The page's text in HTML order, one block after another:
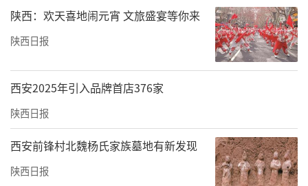
陕西：欢天喜地闹元宵 文旅盛宴等你来
陕西日报
西安2025年引入品牌首店376家
陕西日报
西安前锋村北魏杨氏家族墓地有新发现
陕西日报